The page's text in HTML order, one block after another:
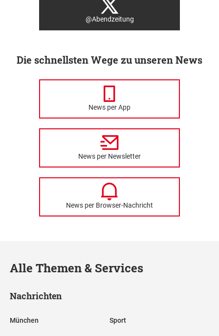
@Abendzeitung
Die schnellsten Wege zu unseren News
News per App
News per Newsletter
News per Browser-Nachricht
Alle Themen & Services
Nachrichten
München Sport